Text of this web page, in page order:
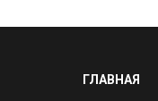
ГЛАВНАЯ